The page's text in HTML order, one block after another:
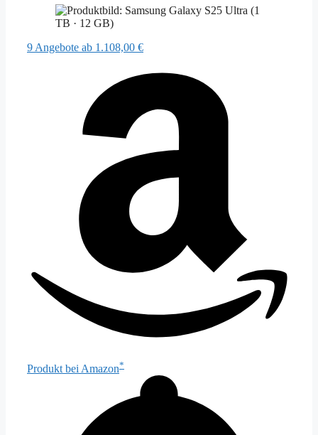
9 Angebote ab 1.108,00 €
Produkt bei Amazon*